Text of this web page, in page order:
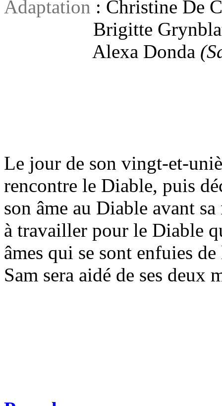
Adaptation : Christine De
Brigitte
Alexa Donda
Le jour de son vingt-et-
rencontre le Diable, puis
son âme au Diable avant
à travailler pour le Diable
âmes qui se sont enfuies
Sam sera aidé de ses deux